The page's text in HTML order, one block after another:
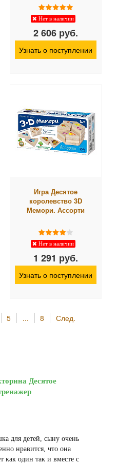
Нет в наличии
2 606 руб.
Узнать о поступлении
Игра Десятое
королевство 3D
Мемори. Ассорти
Нет в наличии
1 291 руб.
Узнать о поступлении
5 ... 8
След.
Десятое
для детей, сыну очень
нравится, что она
как один так и вместе с